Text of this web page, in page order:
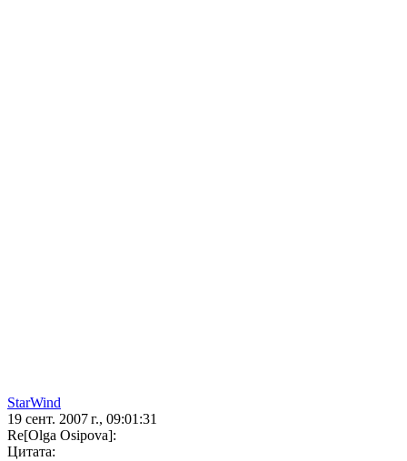
StarWind
19 сент. 2007 г., 09:01:31
Re[Olga Osipova]:
Цитата: